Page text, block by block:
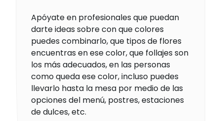
Apóyate en profesionales que puedan
darte ideas sobre con que colores
puedes combinarlo, que tipos de flores
encuentras en ese color, que follajes son
los más adecuados, en las personas
como queda ese color, incluso puedes
llevarlo hasta la mesa por medio de las
opciones del menú, postres, estaciones
de dulces, etc.